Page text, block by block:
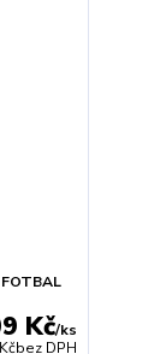
Kč/ks
bez DPH